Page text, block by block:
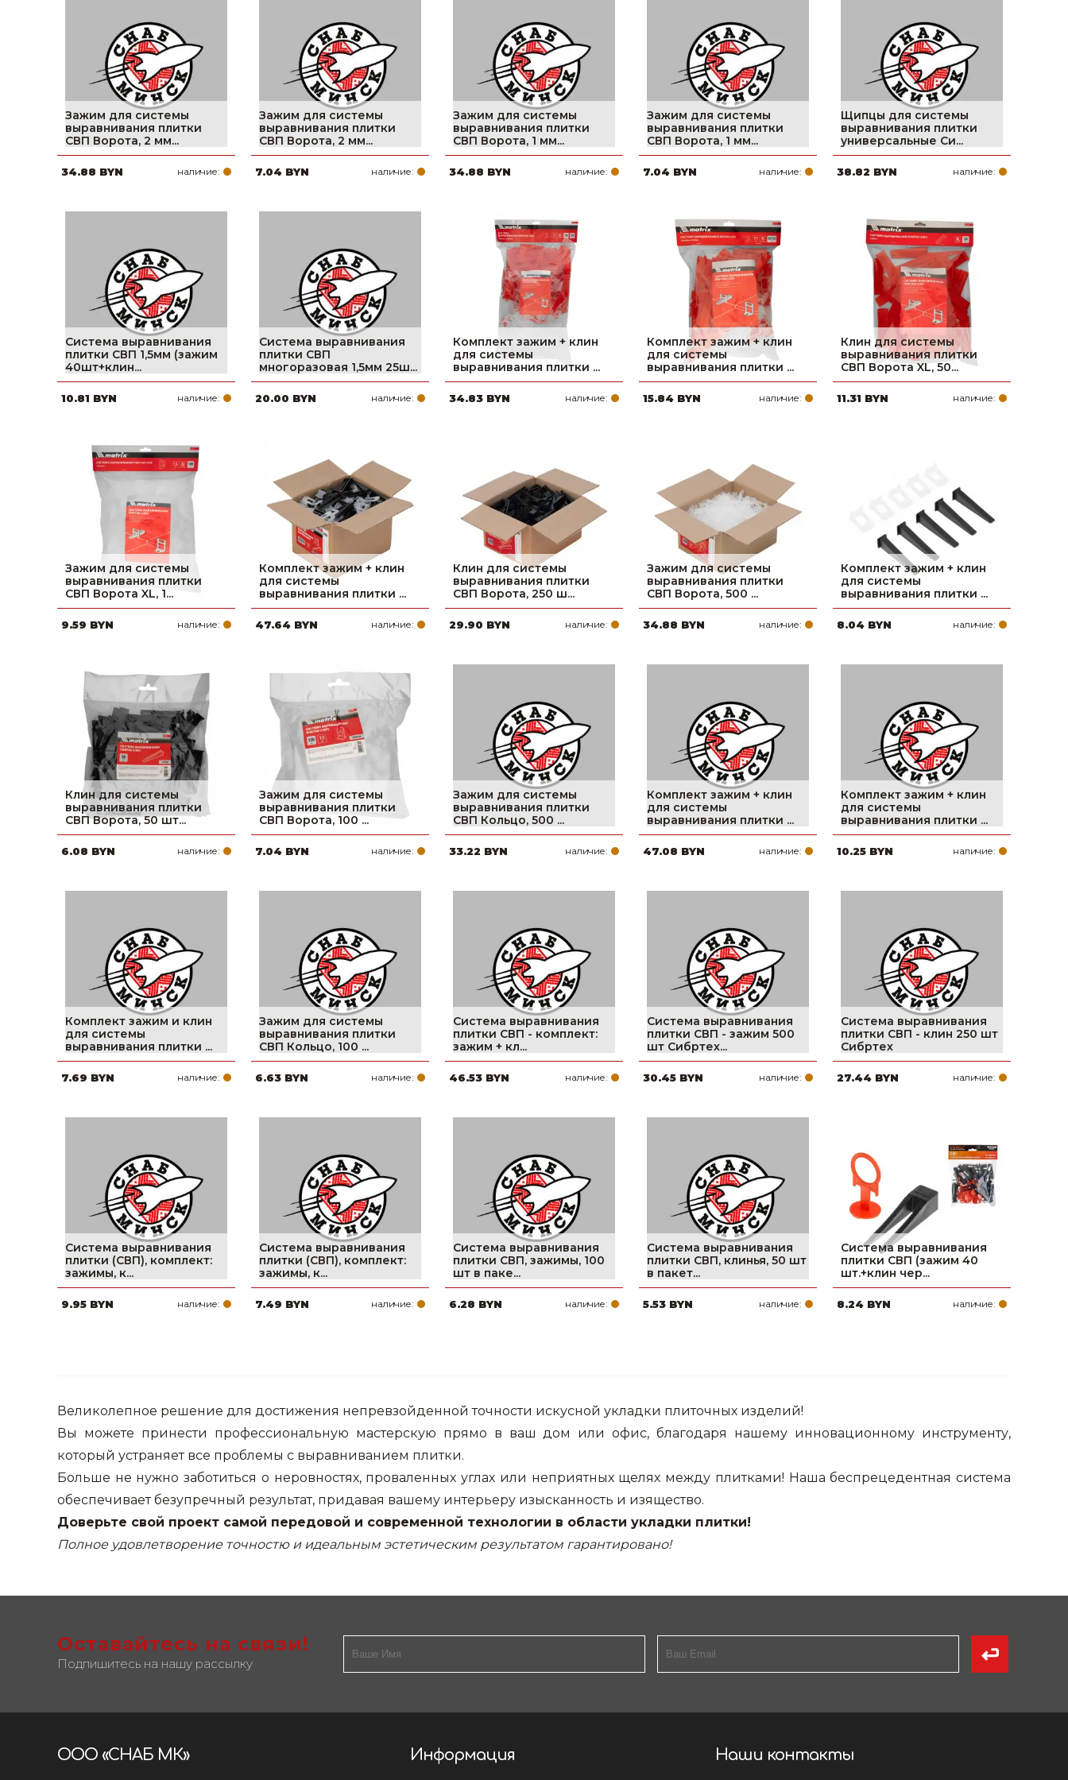
Садовая техника, оснастка и принадлежности
Сварочное оборудование и материалы
Средства индивидуальной защиты и спецодежда
Хранение инструмента (ящики, сумки, пояса, тележки)
Хозтовары
Масла и смазки
Крепеж и фурнитура
Ручной инструмент
Строительные и отделочные материалы
Садовый инструмент, вазоны, горшки и кашпо, теплицы, парники
Сантехника
Автомобильные товары, инструменты
Резинотехнические, асбестовые изделия, каболка
Автоклавы. Дистилляторы
Дистилляторы
Чашечные кормушки
Чашечные поилки
Зажим для системы
выравнивания плитки
СВП Ворота, 2 мм...
34.88 BYN наличие:
Зажим для системы
выравнивания плитки
СВП Ворота, 2 мм...
7.04 BYN наличие:
Зажим для системы
выравнивания плитки
СВП Ворота, 1 мм...
34.88 BYN наличие:
Зажим для системы
выравнивания плитки
СВП Ворота, 1 мм...
7.04 BYN наличие:
Щипцы для системы
выравнивания плитки
универсальные Си...
38.82 BYN наличие:
Система выравнивания
плитки СВП 1,5мм (зажим
40шт+клин...
10.81 BYN наличие:
Система выравнивания
плитки СВП
многоразовая 1,5мм 25ш...
20.00 BYN наличие:
Комплект зажим + клин
для системы
выравнивания плитки ...
34.83 BYN наличие:
Комплект зажим + клин
для системы
выравнивания плитки ...
15.84 BYN наличие:
Клин для системы
выравнивания плитки
СВП Ворота XL, 50...
11.31 BYN наличие:
Зажим для системы
выравнивания плитки
СВП Ворота XL, 1...
9.59 BYN наличие:
Комплект зажим + клин
для системы
выравнивания плитки ...
47.64 BYN наличие:
Клин для системы
выравнивания плитки
СВП Ворота, 250 ш...
29.90 BYN наличие:
Зажим для системы
выравнивания плитки
СВП Ворота, 500 ...
34.88 BYN наличие:
Комплект зажим + клин
для системы
выравнивания плитки ...
8.04 BYN наличие:
Клин для системы
выравнивания плитки
СВП Ворота, 50 шт...
6.08 BYN наличие:
Зажим для системы
выравнивания плитки
СВП Ворота, 100 ...
7.04 BYN наличие:
Зажим для системы
выравнивания плитки
СВП Кольцо, 500 ...
33.22 BYN наличие:
Комплект зажим + клин
для системы
выравнивания плитки ...
47.08 BYN наличие:
Комплект зажим + клин
для системы
выравнивания плитки ...
10.25 BYN наличие:
Комплект зажим и клин
для системы
выравнивания плитки ...
7.69 BYN наличие:
Зажим для системы
выравнивания плитки
СВП Кольцо, 100 ...
6.63 BYN наличие:
Система выравнивания
плитки СВП - комплект:
зажим + кл...
46.53 BYN наличие:
Система выравнивания
плитки СВП - зажим 500
шт Сибртех...
30.45 BYN наличие:
Система выравнивания
плитки СВП - клин 250 шт
Сибртех
27.44 BYN наличие:
Система выравнивания
плитки (СВП), комплект:
зажимы, к...
9.95 BYN наличие:
Система выравнивания
плитки (СВП), комплект:
зажимы, к...
7.49 BYN наличие:
Система выравнивания
плитки СВП, зажимы, 100
шт в паке...
6.28 BYN наличие:
Система выравнивания
плитки СВП, клинья, 50 шт
в пакет...
5.53 BYN наличие:
Система выравнивания
плитки СВП (зажим 40
шт.+клин чер...
8.24 BYN наличие:
Великолепное решение для достижения непревзойденной точности искусной укладки плиточных изделий!
Вы можете принести профессиональную мастерскую прямо в ваш дом или офис, благодаря нашему инновационному инструменту,
который устраняет все проблемы с выравниванием плитки.
Больше не нужно заботиться о неровностях, проваленных углах или неприятных щелях между плитками! Наша беспрецедентная система
обеспечивает безупречный результат, придавая вашему интерьеру изысканность и изящество.
Доверьте свой проект самой передовой и современной технологии в области укладки плитки!
Полное удовлетворение точностю и идеальным эстетическим результатом гарантировано!
Оставайтесь на связи!
Подпишитесь на нашу рассылку
ООО «СНАБ МК» Информация Наши контакты